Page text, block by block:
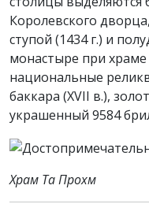
Королевского
ступой (1434 г.) и
монастыре при храме
национальные
баккара (XVII в.),
украшенный 9584
Храм Та Прохм